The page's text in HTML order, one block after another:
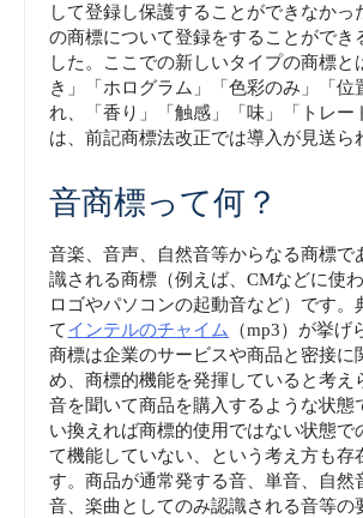
して登録し保護することができなかっ
の商標について登録をすることができ
した。ここでの新しいタイプの商標と
き」「ホログラム」「色彩のみ」「位
れ、「香り」「触感」「味」「トレー
は、前記商標法改正では導入が見送ら
音商標って何？
音楽、音声、自然音等からなる商標で
識される商標（例えば、CMなどに使
ロゴやパソコンの起動音など）です。
てインテルのチャイム
（mp3）が挙
商標は企業のサービスや商品と密接に
め、商標的機能を発揮していると考え
音を聞いて商品を購入するような状態
い換えれば商標的使用ではない状態で
て機能していない、という考え方も存
す。商品が通常発する音、単音、自然
音、楽曲としてのみ認識される音等の